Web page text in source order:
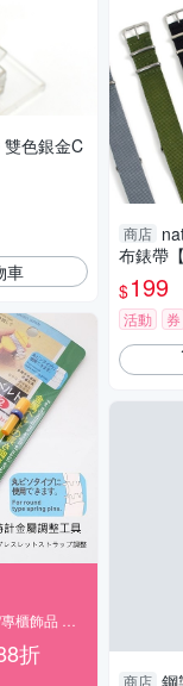
色銀金C
車
折
商店
布錶帶
$199
活動 券
商店